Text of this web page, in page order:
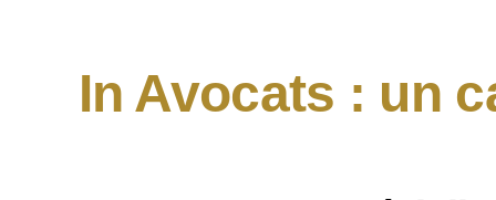
In Avocats : un